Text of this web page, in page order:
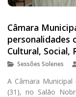
Câmara
personalidades
Cultural, Social,
Sessões Solenes
A Câmara
(31), no Salão